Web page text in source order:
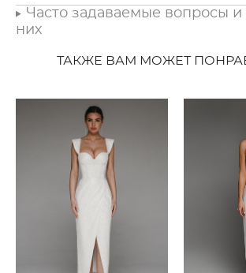
Часто задаваемые вопросы и
них
ТАКЖЕ ВАМ МОЖЕТ